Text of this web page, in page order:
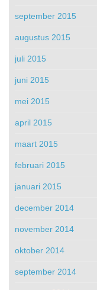
september 2015
augustus 2015
juli 2015
juni 2015
mei 2015
april 2015
maart 2015
februari 2015
januari 2015
december 2014
november 2014
oktober 2014
september 2014